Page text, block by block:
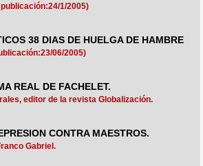
1/2005)
38 DIAS DE HUELGA DE HAMBRE
06/2005)
REAL DE FACHELET.
editor de la revista Globalización.
CONTRA MAESTROS.
Gabriel.